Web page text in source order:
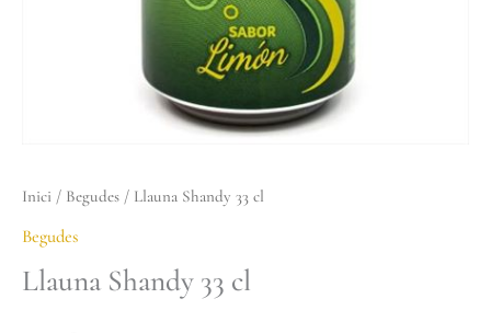
Inici / Begudes / Llauna Shandy 33 cl
Begudes
Llauna Shandy 33 cl